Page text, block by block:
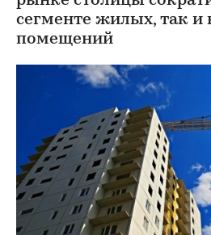
сегменте жилых, так и
помещений